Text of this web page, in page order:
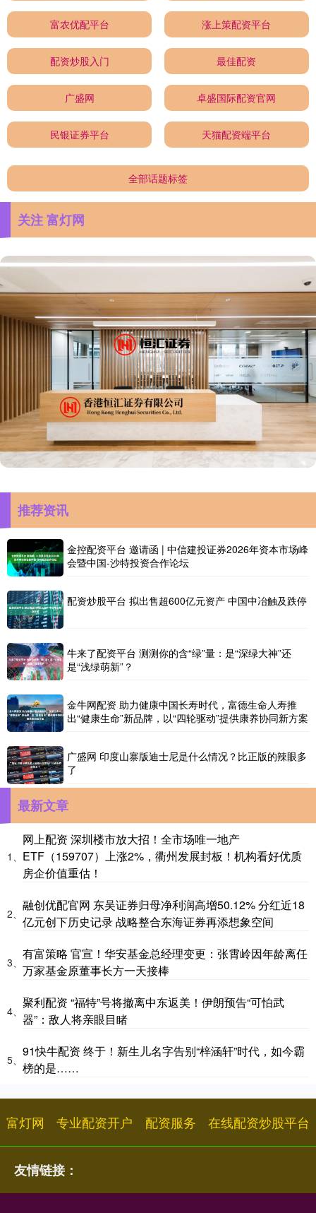
富农优配平台 涨上策配资平台
配资炒股入门 最佳配资
广盛网 卓盛国际配资官网
民银证券平台 天猫配资端平台
全部话题标签
关注 富灯网
推荐资讯
金控配资平台 邀请函 | 中信建投证券2026年资本市场峰
会暨中国-沙特投资合作论坛
配资炒股平台 拟出售超600亿元资产 中国中冶触及跌停
牛来了配资平台 测测你的含“绿”量：是“深绿大神”还
是“浅绿萌新”？
金牛网配资 助力健康中国长寿时代，富德生命人寿推
出“健康生命”新品牌，以“四轮驱动”提供康养协同新方案
广盛网 印度山寨版迪士尼是什么情况？比正版的辣眼多
了
最新文章
1、
网上配资 深圳楼市放大招！全市场唯一地产
ETF（159707）上涨2%，衢州发展封板！机构看好优质
房企价值重估！
2、
融创优配官网 东吴证券归母净利润高增50.12% 分红近18
亿元创下历史记录 战略整合东海证券再添想象空间
3、
有富策略 官宣！华安基金总经理变更：张霄岭因年龄离任
万家基金原董事长方一天接棒
4、
聚利配资 “福特”号将撤离中东返美！伊朗预告“可怕武
器”：敌人将亲眼目睹
5、
91快牛配资 终于！新生儿名字告别“梓涵轩”时代，如今霸
榜的是……
富灯网 专业配资开户 配资服务 在线配资炒股平台
友情链接：